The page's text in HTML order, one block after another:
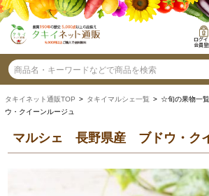
ログ
会員
タキイネット通販TOP > タキイマルシェ一覧 > ☆旬の果物一
ウ・クイーンルージュ
マルシェ 長野県産 ブドウ・ク